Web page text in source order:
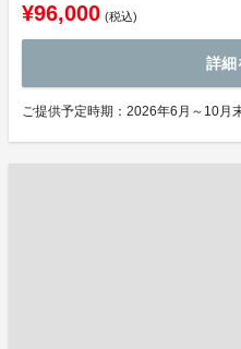
¥96,000 (税込)
詳細
ご提供予定時期：2026年6月～10月